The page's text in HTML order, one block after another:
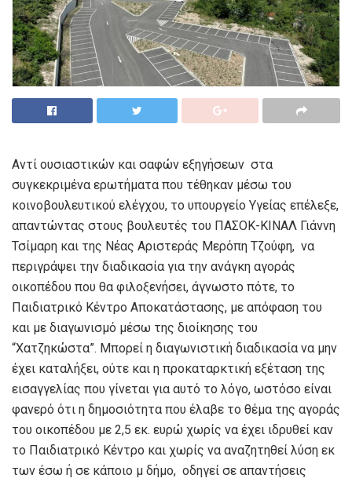
Αντί ουσιαστικών και σαφών εξηγήσεων στα
συγκεκριμένα ερωτήματα που τέθηκαν μέσω του
κοινοβουλευτικού ελέγχου, το υπουργείο Υγείας επέλεξε,
απαντώντας στους βουλευτές του ΠΑΣΟΚ-ΚΙΝΑΛ Γιάννη
Τσίμαρη και της Νέας Αριστεράς Μερόπη Τζούφη, να
περιγράψει την διαδικασία για την ανάγκη αγοράς
οικοπέδου που θα φιλοξενήσει, άγνωστο πότε, το
Παιδιατρικό Κέντρο Αποκατάστασης, με απόφαση του
και με διαγωνισμό μέσω της διοίκησης του
“Χατζηκώστα”. Μπορεί η διαγωνιστική διαδικασία να μην
έχει καταλήξει, ούτε και η προκαταρκτική εξέταση της
εισαγγελίας που γίνεται για αυτό το λόγο, ωστόσο είναι
φανερό ότι η δημοσιότητα που έλαβε το θέμα της αγοράς
του οικοπέδου με 2,5 εκ. ευρώ χωρίς να έχει ιδρυθεί καν
το Παιδιατρικό Κέντρο και χωρίς να αναζητηθεί λύση εκ
των έσω ή σε κάποιο μ δήμο, οδηγεί σε απαντήσεις